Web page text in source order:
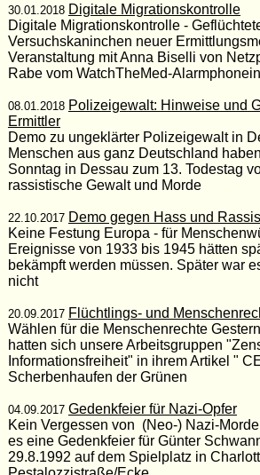
30.01.2018 Digitale Migrationskontrolle
Digitale Migrationskontrolle -
Versuchskaninchen neuer
Veranstaltung mit Anna Biselli von
Rabe vom WatchTheMed-Alarmphonein
08.01.2018 Polizeigewalt: Hinweise und
Ermittler
Demo zu ungeklärter Polizeigewalt in
Menschen aus ganz Deutschland
Sonntag in Dessau zum 13. Todestag
rassistische Gewalt und Morde
22.10.2017 Demo gegen Hass und
Keine Festung Europa - für
Ereignisse von 1933 bis 1945 hätten
bekämpft werden müssen. Später war
nicht
20.09.2017 Flüchtlings- und
Wählen für die Menschenrechte
hatten sich unsere Arbeitsgruppen
Informationsfreiheit" in ihrem Artikel "
Scherbenhaufen der Grünen
04.09.2017 Gedenkfeier für Nazi-Opfer
Kein Vergessen von (Neo-) Nazi-
es eine Gedenkfeier für Günter
29.8.1992 auf dem Spielplatz in